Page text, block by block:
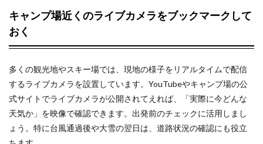
キャンプ場近くのライブカメラをブックマークして
おく
多くの観光地やスキー場では、現地の様子をリアルタイムで配信
するライブカメラを設置しています。YouTubeやキャンプ場の公
式サイトでライブカメラが公開されてえれば、「実際に今どんな
天気か」を映像で確認できます。出発前のチェックに活用しまし
ょう。特に台風通過後や大雪の翌日は、道路状況の確認にも役立